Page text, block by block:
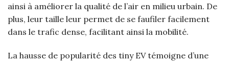
ainsi à améliorer la qualité de l’air en milieu urbain. De
plus, leur taille leur permet de se faufiler facilement
dans le trafic dense, facilitant ainsi la mobilité.
La hausse de popularité des tiny EV témoigne d’une